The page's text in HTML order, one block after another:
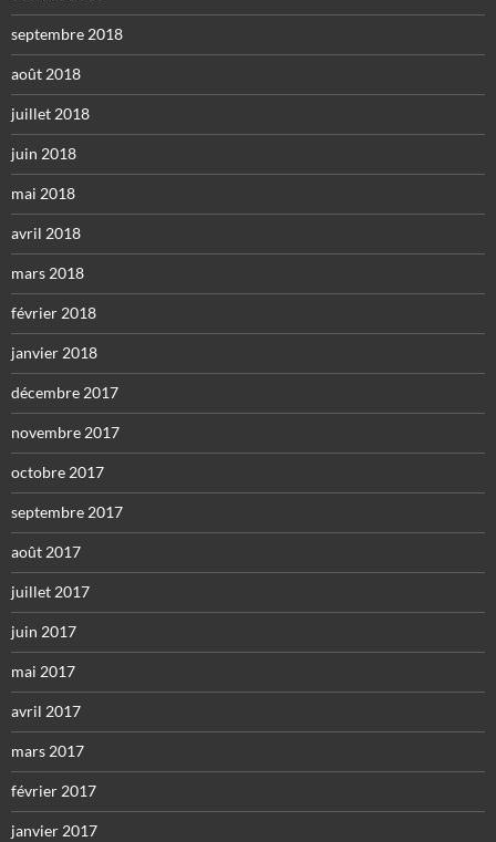
septembre 2018
août 2018
juillet 2018
juin 2018
mai 2018
avril 2018
mars 2018
février 2018
janvier 2018
décembre 2017
novembre 2017
octobre 2017
septembre 2017
août 2017
juillet 2017
juin 2017
mai 2017
avril 2017
mars 2017
février 2017
janvier 2017